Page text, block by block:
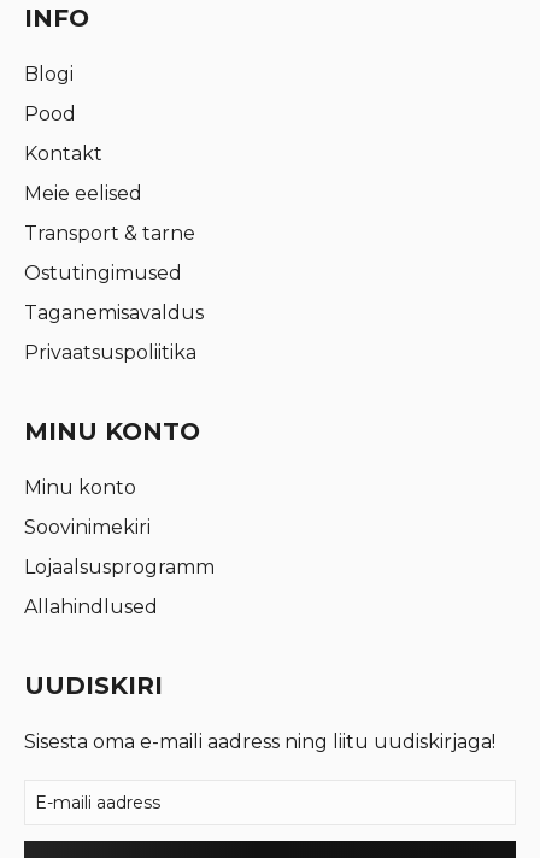
INFO
Blogi
Pood
Kontakt
Meie eelised
Transport & tarne
Ostutingimused
Taganemisavaldus
Privaatsuspoliitika
MINU KONTO
Minu konto
Soovinimekiri
Lojaalsusprogramm
Allahindlused
UUDISKIRI
Sisesta oma e-maili aadress ning liitu uudiskirjaga!